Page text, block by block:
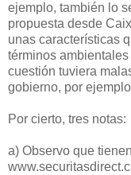
ejemplo, también lo
propuesta desde
unas características
términos
cuestión tuviera
gobierno, por
Por cierto, tres notas:
a) Observo que